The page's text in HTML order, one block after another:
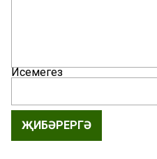
Исемегез
ҖИБӘРЕРГӘ